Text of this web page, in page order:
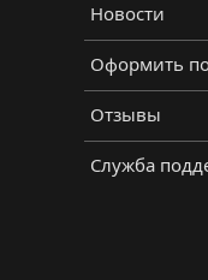
Новости
Оформить
Отзывы
Служба